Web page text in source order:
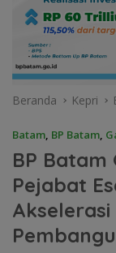
Beranda Kepri
Batam, BP Batam,
BP Batam
Pejabat